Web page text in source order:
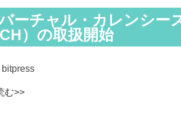
ーチャル・カレンシー
）の取扱開始
む>>